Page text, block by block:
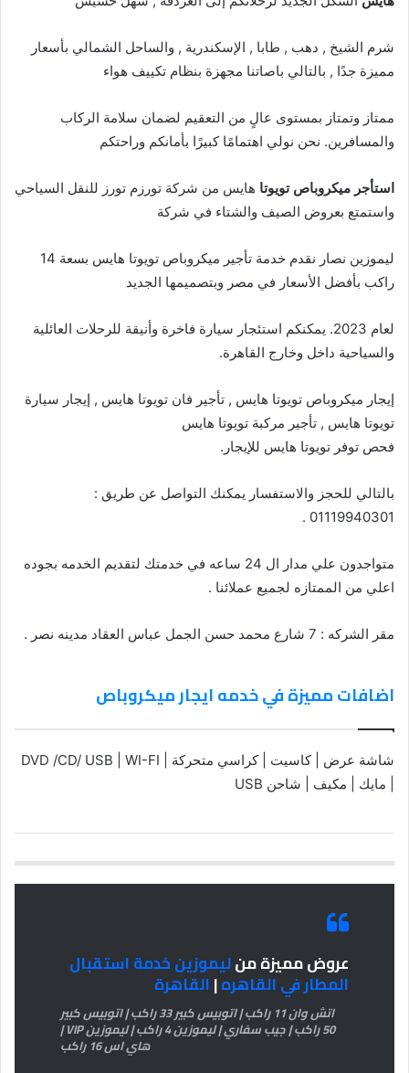
شرم الشيخ , دهب , طابا , الإسكندرية , والساحل الشمالي بأسعار
مميزة جدًا , بالتالي باصاتنا مجهزة بنظام تكييف هواء
ممتاز وتمتاز بمستوى عالٍ من التعقيم لضمان سلامة الركاب
والمسافرين. نحن نولي اهتمامًا كبيرًا بأمانكم وراحتكم
استأجر ميكروباص تويوتا هايس من شركة تورزم تورز للنقل السياحي
واستمتع بعروض الصيف والشتاء في شركة
ليموزين نصار نقدم خدمة تأجير ميكروباص تويوتا هايس بسعة 14
راكب بأفضل الأسعار في مصر وبتصميمها الجديد
لعام 2023. يمكنكم استئجار سيارة فاخرة وأنيقة للرحلات العائلية
والسياحية داخل وخارج القاهرة.
إيجار ميكروباص تويوتا هايس , تأجير فان تويوتا هايس , إيجار سيارة
تويوتا هايس , تأجير مركبة تويوتا هايس
فحص توفر تويوتا هايس للإيجار.
بالتالي للحجز والاستفسار يمكنك التواصل عن طريق :
01119940301 .
متواجدون علي مدار ال 24 ساعه في خدمتك لتقديم الخدمه بجوده
اعلي من الممتازه لجميع عملائنا .
مقر الشركه : 7 شارع محمد حسن الجمل عباس العقاد مدينه نصر .
اضافات مميزة في خدمه ايجار ميكروباص
شاشة عرض | كاسيت | كراسي متحركة | DVD /CD/ USB | WI-FI
| مايك | مكيف | شاحن USB
عروض مميزة منليموزين خدمة استقبال
المطار في القاهره|القاهرة
اتش وان 11 راكب | اتوبيس كبير 33 راكب | اتوبيس كبير
50 راكب | جيب سفاري | ليموزين 4 راكب | ليموزين VIP |
هاي اس 16 راكب